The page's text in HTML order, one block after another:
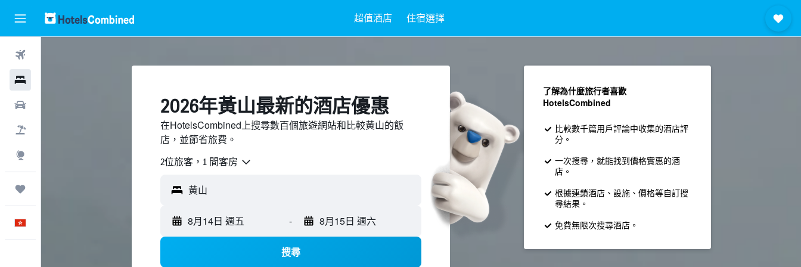
超值酒店 住宿選擇
2026年黃山最新的酒店優惠
在HotelsCombined上搜尋數百個旅遊網站和比較黃山的飯
店，並節省旅費。
2位旅客，1 間客房
8月14日 週五 - 8月15日 週六
搜尋
了解為什麼旅行者喜歡
HotelsCombined
比較數千篇用戶評論中收集的酒店評
分。
一次搜尋，就能找到價格實惠的酒
店。
根據連鎖酒店、設施、價格等自訂搜
尋結果。
免費無限次搜尋酒店。